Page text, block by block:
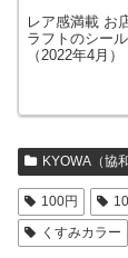
レア感満載 お
ラフトのシー
（2022年4月）
KYOWA（協
100円
くすみカラー